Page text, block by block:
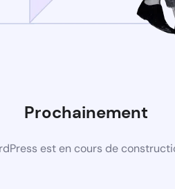
Prochainement
est en cours de